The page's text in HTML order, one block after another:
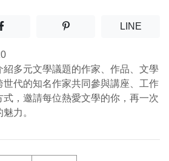
享至facebook(另開新視窗)
分享至噗浪(另開新視窗)
LINE(另開
多元文學議題的作家、作品、文學
代的知名作家共同參與講座、工作
，邀請每位熱愛文學的你，再一次
力。